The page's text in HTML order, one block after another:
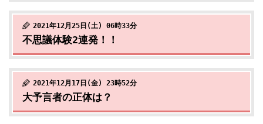
2021年12月25日(土) 06時33分
不思議体験2連発！！
2021年12月17日(金) 23時52分
大予言者の正体は？